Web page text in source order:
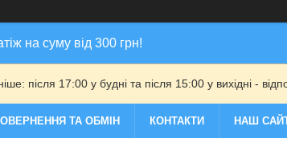
на суму від 300 грн!
після 17:00 у будні та після 15:00 у вихідні -
ТА ОБМІН КОНТАКТИ НАШ